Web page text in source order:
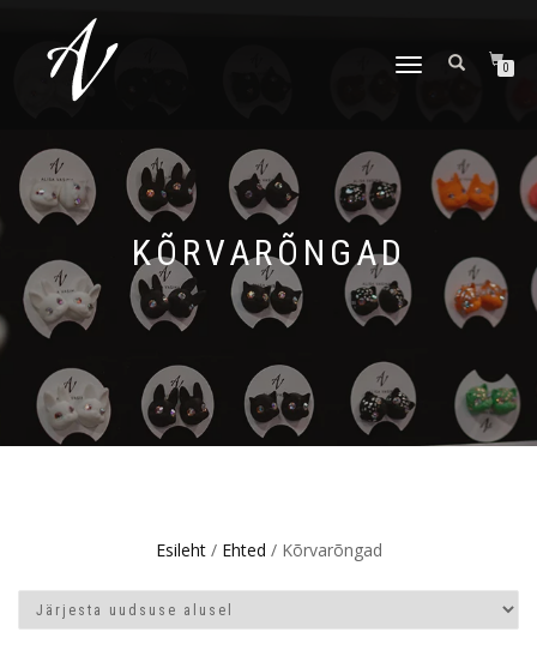
TOGGLE NAVIGATION0
KÕRVARÕNGAD
Esileht/ Ehted / Kõrvarõngad